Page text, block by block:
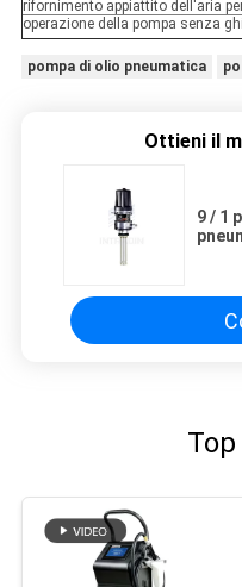
rifornimento appiattito dell'aria
operazione della pompa senza
pompa di olio pneumatica
Ottieni il
9 / 1